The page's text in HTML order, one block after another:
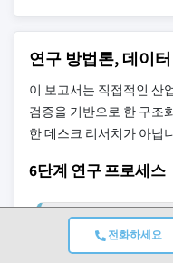
전화하세요
연구 방법론, 데이
이 보고서는 직접적인 산
검증을 기반으로 한 구조
한 데스크 리서치가 아닙
6단계 연구 프로세스
1. 연구 설계 및